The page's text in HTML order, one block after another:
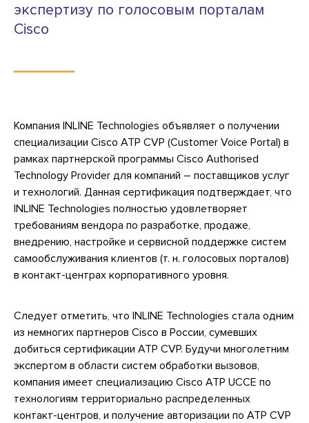
экспертизу по голосовым порталам
Cisco
Компания INLINE Technologies объявляет о получении
специализации Cisco ATP CVP (Customer Voice Portal) в
рамках партнерской программы Cisco Authorised
Technology Provider для компаний – поставщиков услуг
и технологий. Данная сертификация подтверждает, что
INLINE Technologies полностью удовлетворяет
требованиям вендора по разработке, продаже,
внедрению, настройке и сервисной поддержке систем
самообслуживания клиентов (т. н. голосовых порталов)
в контакт-центрах корпоративного уровня.
Следует отметить, что INLINE Technologies стала одним
из немногих партнеров Cisco в России, сумевших
добиться сертификации ATP CVP. Будучи многолетним
экспертом в области систем обработки вызовов,
компания имеет специализацию Cisco ATP UCCE по
технологиям территориально распределенных
контакт-центров, и получение авторизации по ATP CVP